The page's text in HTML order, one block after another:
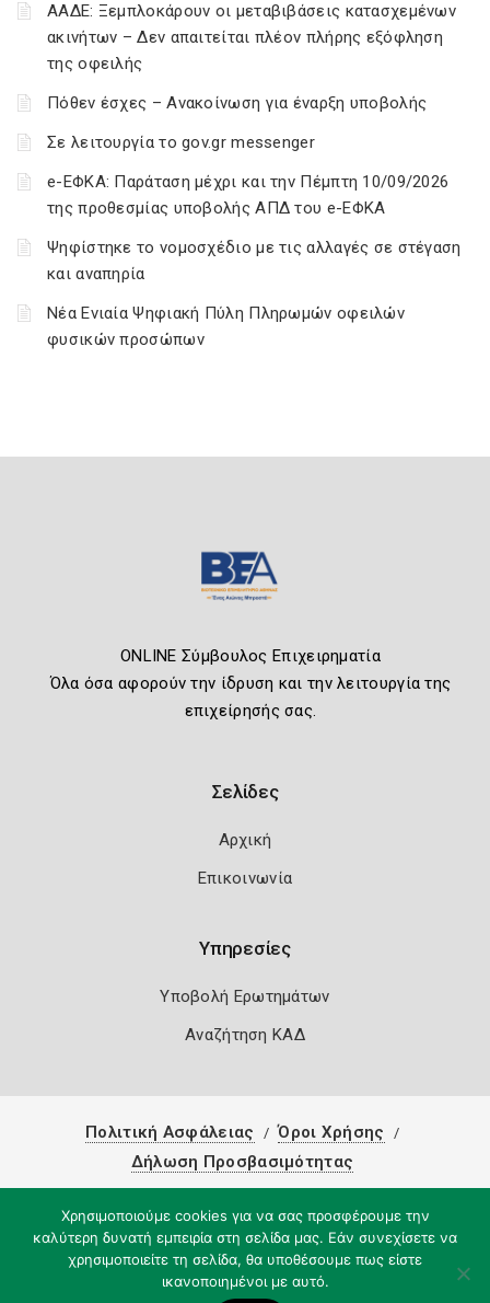
ΑΑΔΕ: Ξεμπλοκάρουν οι μεταβιβάσεις κατασχεμένων
ακινήτων – Δεν απαιτείται πλέον πλήρης εξόφληση
της οφειλής
Πόθεν έσχες – Ανακοίνωση για έναρξη υποβολής
Σε λειτουργία το gov.gr messenger
e-ΕΦΚΑ: Παράταση μέχρι και την Πέμπτη 10/09/2026
της προθεσμίας υποβολής ΑΠΔ του e-ΕΦΚΑ
Ψηφίστηκε το νομοσχέδιο με τις αλλαγές σε στέγαση
και αναπηρία
Νέα Ενιαία Ψηφιακή Πύλη Πληρωμών οφειλών
φυσικών προσώπων
ONLINE Σύμβουλος Επιχειρηματία
Όλα όσα αφορούν την ίδρυση και την λειτουργία της
επιχείρησής σας.
Σελίδες
Αρχική
Επικοινωνία
Υπηρεσίες
Υποβολή Ερωτημάτων
Αναζήτηση ΚΑΔ
Πολιτική Ασφάλειας
Όροι Χρήσης
Δήλωση Προσβασιμότητας
Χρησιμοποιούμε cookies για να σας προσφέρουμε την
καλύτερη δυνατή εμπειρία στη σελίδα μας. Εάν συνεχίσετε να
χρησιμοποιείτε τη σελίδα, θα υποθέσουμε πως είστε
ικανοποιημένοι με αυτό.